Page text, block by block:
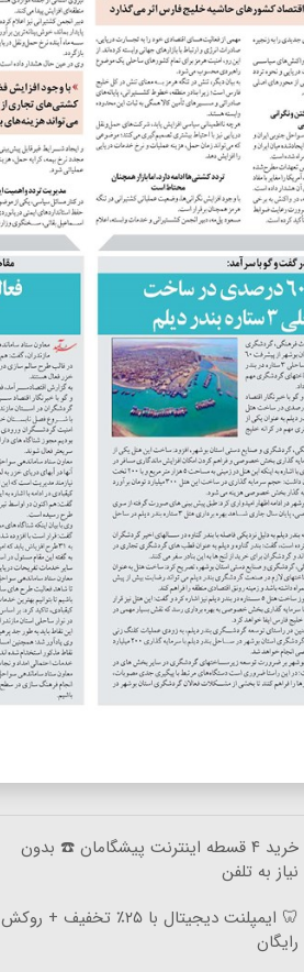
خرید ۴ قسطه اینترنت پیشگامان ☎️ بدون
نیاز به تلفن
🦷 ایمپلنت دیجیتال با ۲۵٪ تخفیف + روکش
رایگان